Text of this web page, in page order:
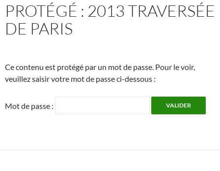
PROTÉGÉ : 2013 TRAVERSÉE
DE PARIS
Ce contenu est protégé par un mot de passe. Pour le voir,
veuillez saisir votre mot de passe ci-dessous :
Mot de passe :